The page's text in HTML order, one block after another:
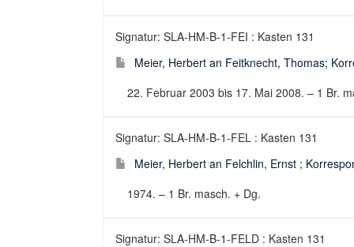
Signatur: SLA-HM-B-1-FEI : Kasten 131
Meier, Herbert an Feitknecht, Thomas;
22. Februar 2003 bis 17. Mai 2008. – 1 Br.
Signatur: SLA-HM-B-1-FEL : Kasten 131
Meier, Herbert an Felchlin, Ernst ;
1974. – 1 Br. masch. + Dg.
Signatur: SLA-HM-B-1-FELD : Kasten 131